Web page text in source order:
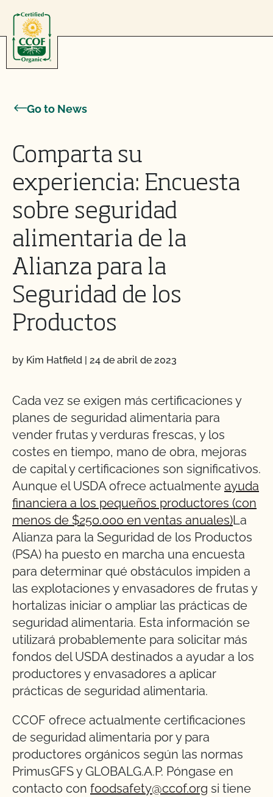
Go to News
Comparta su
experiencia: Encuesta
sobre seguridad
alimentaria de la
Alianza para la
Seguridad de los
Productos
by Kim Hatfield | 24 de abril de 2023
Cada vez se exigen más certificaciones y
planes de seguridad alimentaria para
vender frutas y verduras frescas, y los
costes en tiempo, mano de obra, mejoras
de capital y certificaciones son significativos.
Aunque el USDA ofrece actualmente ayuda
financiera a los pequeños productores (con
menos de $250.000 en ventas anuales)La
Alianza para la Seguridad de los Productos
(PSA) ha puesto en marcha una encuesta
para determinar qué obstáculos impiden a
las explotaciones y envasadores de frutas y
hortalizas iniciar o ampliar las prácticas de
seguridad alimentaria. Esta información se
utilizará probablemente para solicitar más
fondos del USDA destinados a ayudar a los
productores y envasadores a aplicar
prácticas de seguridad alimentaria.
CCOF ofrece actualmente certificaciones
de seguridad alimentaria por y para
productores orgánicos según las normas
PrimusGFS y GLOBALG.A.P. Póngase en
contacto con foodsafety@ccof.org si tiene